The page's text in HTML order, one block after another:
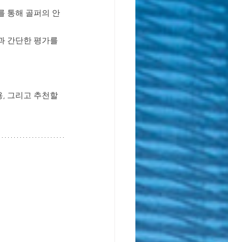
통해 골퍼의 안
간단한 평가를
, 그리고 추천할